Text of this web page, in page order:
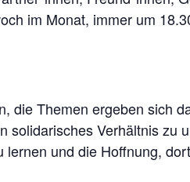
im Monat, immer um
die Themen ergeben sich
solidarisches Verhältnis zu
und die Hoffnung,